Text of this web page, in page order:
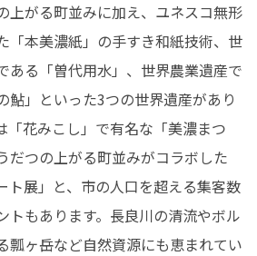
上がる町並みに加え、ユネスコ無形
「本美濃紙」の手すき和紙技術、世
ある「曽代用水」、世界農業遺産で
」といった3つの世界遺産があり
「花みこし」で有名な「美濃まつ
だつの上がる町並みがコラボした
ト展」と、市の人口を超える集客数
トもあります。長良川の清流やボル
瓢ヶ岳など自然資源にも恵まれてい